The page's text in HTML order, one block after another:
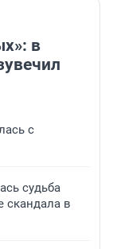
в
с
судьба
скандала в